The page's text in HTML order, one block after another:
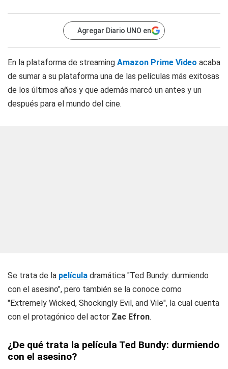
Agregar Diario UNO en
En la plataforma de streaming Amazon Prime Video acaba
de sumar a su plataforma una de las películas más exitosas
de los últimos años y que además marcó un antes y un
después para el mundo del cine.
Se trata de la película dramática "Ted Bundy: durmiendo
con el asesino", pero también se la conoce como
"Extremely Wicked, Shockingly Evil, and Vile", la cual cuenta
con el protagónico del actor Zac Efron.
¿De qué trata la película Ted Bundy: durmiendo
con el asesino?